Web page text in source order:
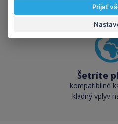
zásob pre
Šetríte
kompatibilné
kladný vplyv
Prijať